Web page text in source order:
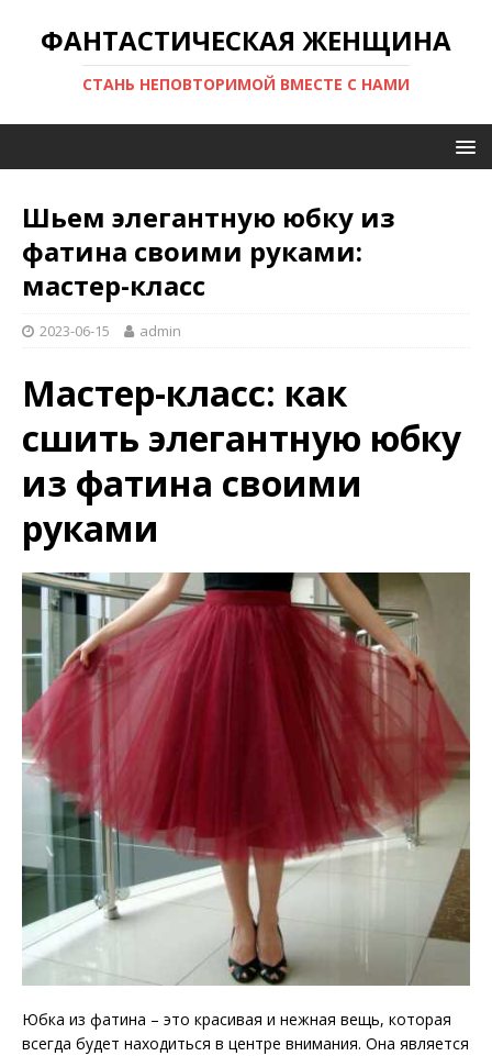
ФАНТАСТИЧЕСКАЯ ЖЕНЩИНА
СТАНЬ НЕПОВТОРИМОЙ ВМЕСТЕ С НАМИ
Шьем элегантную юбку из
фатина своими руками:
мастер-класс
2023-06-15 admin
Мастер-класс: как
сшить элегантную юбку
из фатина своими
руками
Юбка из фатина – это красивая и нежная вещь, которая
всегда будет находиться в центре внимания. Она является